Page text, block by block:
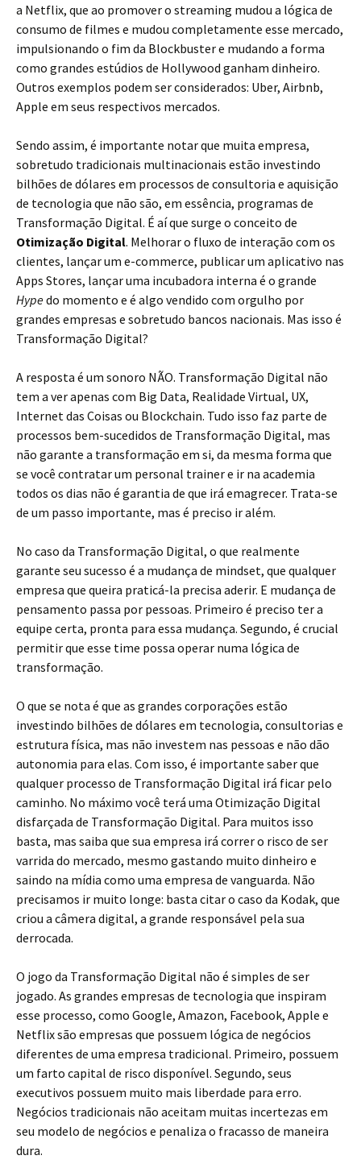
a Netflix, que ao promover o streaming mudou a lógica de
consumo de filmes e mudou completamente esse mercado,
impulsionando o fim da Blockbuster e mudando a forma
como grandes estúdios de Hollywood ganham dinheiro.
Outros exemplos podem ser considerados: Uber, Airbnb,
Apple em seus respectivos mercados.
Sendo assim, é importante notar que muita empresa,
sobretudo tradicionais multinacionais estão investindo
bilhões de dólares em processos de consultoria e aquisição
de tecnologia que não são, em essência, programas de
Transformação Digital. É aí que surge o conceito de
Otimização Digital. Melhorar o fluxo de interação com os
clientes, lançar um e-commerce, publicar um aplicativo nas
Apps Stores, lançar uma incubadora interna é o grande
Hypedo momento e é algo vendido com orgulho por
grandes empresas e sobretudo bancos nacionais. Mas isso é
Transformação Digital?
A resposta é um sonoro NÃO. Transformação Digital não
tem a ver apenas com Big Data, Realidade Virtual, UX,
Internet das Coisas ou Blockchain. Tudo isso faz parte de
processos bem-sucedidos de Transformação Digital, mas
não garante a transformação em si, da mesma forma que
se você contratar um personal trainer e ir na academia
todos os dias não é garantia de que irá emagrecer. Trata-se
de um passo importante, mas é preciso ir além.
No caso da Transformação Digital, o que realmente
garante seu sucesso é a mudança de mindset, que qualquer
empresa que queira praticá-la precisa aderir. E mudança de
pensamento passa por pessoas. Primeiro é preciso ter a
equipe certa, pronta para essa mudança. Segundo, é crucial
permitir que esse time possa operar numa lógica de
transformação.
O que se nota é que as grandes corporações estão
investindo bilhões de dólares em tecnologia, consultorias e
estrutura física, mas não investem nas pessoas e não dão
autonomia para elas. Com isso, é importante saber que
qualquer processo de Transformação Digital irá ficar pelo
caminho. No máximo você terá uma Otimização Digital
disfarçada de Transformação Digital. Para muitos isso
basta, mas saiba que sua empresa irá correr o risco de ser
varrida do mercado, mesmo gastando muito dinheiro e
saindo na mídia como uma empresa de vanguarda. Não
precisamos ir muito longe: basta citar o caso da Kodak, que
criou a câmera digital, a grande responsável pela sua
derrocada.
O jogo da Transformação Digital não é simples de ser
jogado. As grandes empresas de tecnologia que inspiram
esse processo, como Google, Amazon, Facebook, Apple e
Netflix são empresas que possuem lógica de negócios
diferentes de uma empresa tradicional. Primeiro, possuem
um farto capital de risco disponível. Segundo, seus
executivos possuem muito mais liberdade para erro.
Negócios tradicionais não aceitam muitas incertezas em
seu modelo de negócios e penaliza o fracasso de maneira
dura.